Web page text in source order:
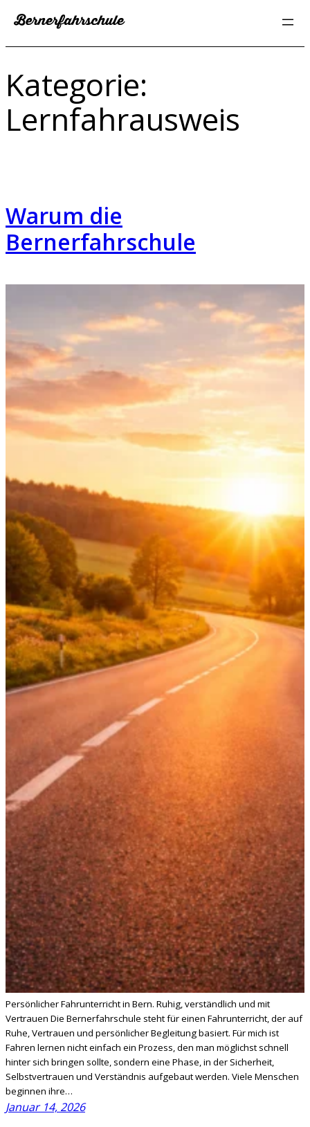
Zum
Inhalt
Kategorie:
Lernfahrausweis
Warum die
Bernerfahrschule
Persönlicher Fahrunterricht in Bern. Ruhig, verständlich und mit
Vertrauen Die Bernerfahrschule steht für einen Fahrunterricht, der auf
Ruhe, Vertrauen und persönlicher Begleitung basiert. Für mich ist
Fahren lernen nicht einfach ein Prozess, den man möglichst schnell
hinter sich bringen sollte, sondern eine Phase, in der Sicherheit,
Selbstvertrauen und Verständnis aufgebaut werden. Viele Menschen
beginnen ihre…
Januar 14, 2026